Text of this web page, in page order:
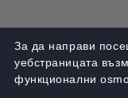
За да направи
уебстраницата
функционални